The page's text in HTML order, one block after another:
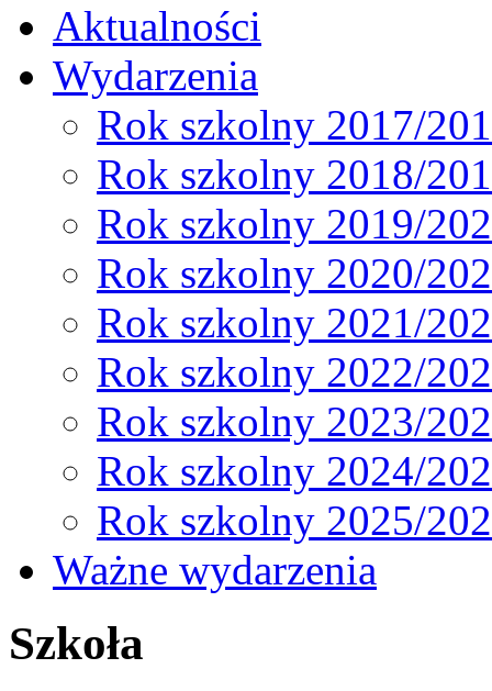
Aktualności
Wydarzenia
Rok szkolny 2017/
Rok szkolny 2018/
Rok szkolny 2019/
Rok szkolny 2020/
Rok szkolny 2021/
Rok szkolny 2022/
Rok szkolny 2023/
Rok szkolny 2024/
Rok szkolny 2025/
Ważne wydarzenia
Szkoła